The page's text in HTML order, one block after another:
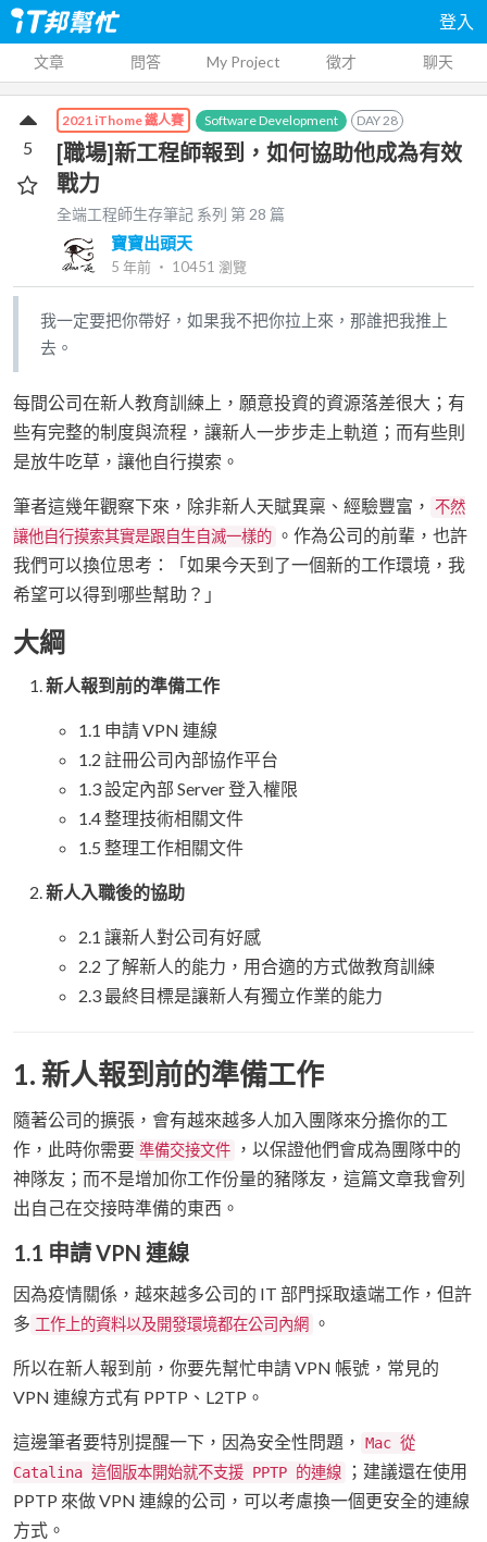
登入
文章 問答 My Project 徵才 聊天
2021 iThome 鐵人賽 Software Development DAY28
[職場]新工程師報到，如何協助他成為有效
戰力
全端工程師生存筆記 系列 第28 篇
寶寶出頭天
5 年前 ‧ 10451 瀏覽
5
我一定要把你帶好，如果我不把你拉上來，那誰把我推上
去。
每間公司在新人教育訓練上，願意投資的資源落差很大；有
些有完整的制度與流程，讓新人一步步走上軌道；而有些則
是放牛吃草，讓他自行摸索。
筆者這幾年觀察下來，除非新人天賦異稟、經驗豐富，
不然
讓他自行摸索其實是跟自生自滅一樣的 。作為公司的前輩，也許
我們可以換位思考：「如果今天到了一個新的工作環境，我
希望可以得到哪些幫助？」
大綱
新人報到前的準備工作
1.1 申請 VPN 連線
1.2 註冊公司內部協作平台
1.3 設定內部 Server 登入權限
1.4 整理技術相關文件
1.5 整理工作相關文件
新人入職後的協助
2.1 讓新人對公司有好感
2.2 了解新人的能力，用合適的方式做教育訓練
2.3 最終目標是讓新人有獨立作業的能力
1. 新人報到前的準備工作
隨著公司的擴張，會有越來越多人加入團隊來分擔你的工
作，此時你需要 準備交接文件
，以保證他們會成為團隊中的
神隊友；而不是增加你工作份量的豬隊友，這篇文章我會列
出自己在交接時準備的東西。
1.1 申請 VPN 連線
因為疫情關係，越來越多公司的 IT 部門採取遠端工作，但許
多 工作上的資料以及開發環境都在公司內網 。
所以在新人報到前，你要先幫忙申請 VPN 帳號，常見的
VPN 連線方式有 PPTP、L2TP。
這邊筆者要特別提醒一下，因為安全性問題，
Mac 從
Catalina 這個版本開始就不支援 PPTP 的連線
；建議還在使用
PPTP 來做 VPN 連線的公司，可以考慮換一個更安全的連線
方式。